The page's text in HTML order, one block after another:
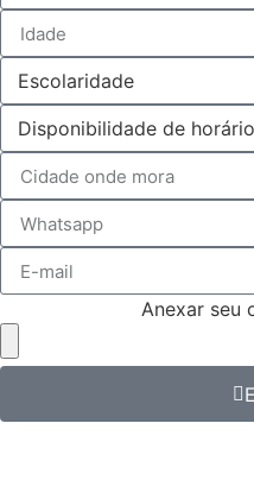
Anexar seu